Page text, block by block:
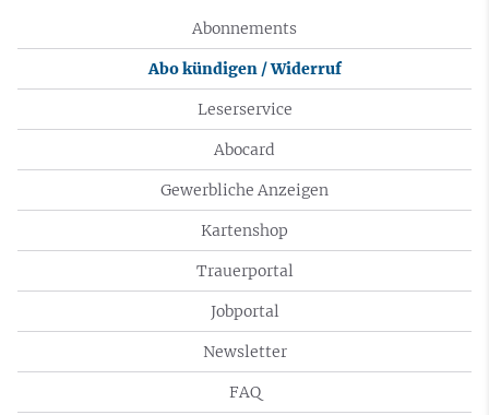
Abonnements
Abo kündigen / Widerruf
Leserservice
Abocard
Gewerbliche Anzeigen
Kartenshop
Trauerportal
Jobportal
Newsletter
FAQ